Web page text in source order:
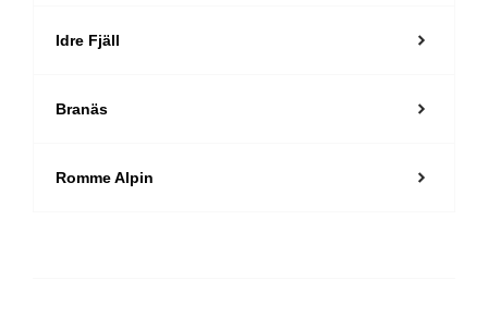
Idre Fjäll
Branäs
Romme Alpin